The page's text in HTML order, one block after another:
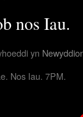
nos Iau.
yn
Nos Iau. 7PM.